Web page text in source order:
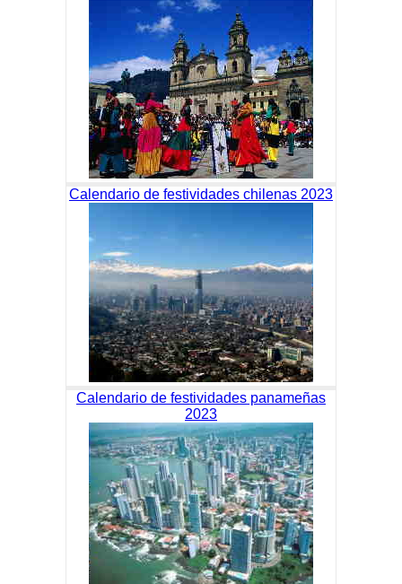
Calendario de festividades chilenas 2023
Calendario de festividades panameñas
2023